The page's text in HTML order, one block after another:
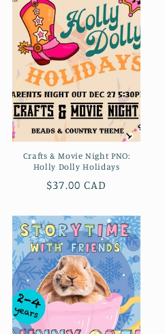
Crafts & Movie Night PNO:
Holly Dolly Holidays
Prix
$37.00 CAD